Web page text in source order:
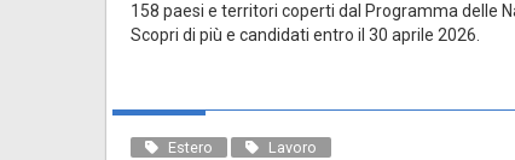
158 paesi e territori coperti dal Programma delle
Scopri di più e candidati entro il 30 aprile 2026.
Estero Lavoro